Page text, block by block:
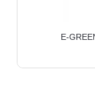
E-